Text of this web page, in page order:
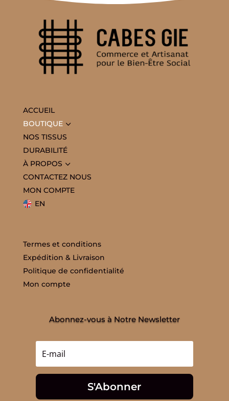
ACCUEIL
BOUTIQUE3
NOS TISSUS
DURABILITÉ
À PROPOS 3
CONTACTEZ NOUS
MON COMPTE
EN
Termes et conditions
Expédition & Livraison
Politique de confidentialité
Mon compte
Abonnez-vous à Notre Newsletter
S'Abonner